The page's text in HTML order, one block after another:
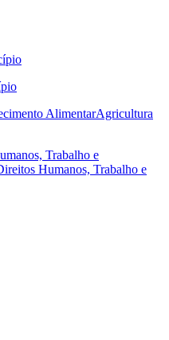
AlimentarAgricultura
Trabalho e
Humanos, Trabalho e